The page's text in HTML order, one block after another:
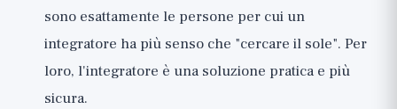
sono esattamente le persone per cui un
integratore ha più senso che "cercare il sole". Per
loro, l'integratore è una soluzione pratica e più
sicura.